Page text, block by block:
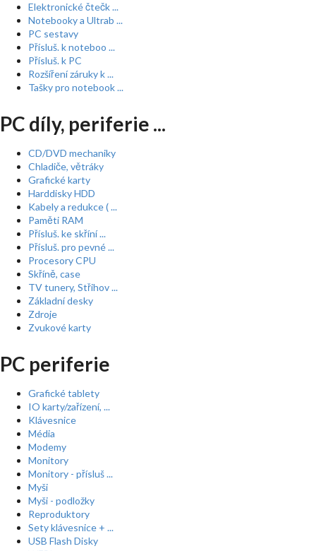
Elektronické čtečk ...
Notebooky a Ultrab ...
PC sestavy
Přísluš. k noteboo ...
Přísluš. k PC
Rozšíření záruky k ...
Tašky pro notebook ...
PC díly, periferie ...
CD/DVD mechaniky
Chladiče, větráky
Grafické karty
Harddisky HDD
Kabely a redukce ( ...
Paměti RAM
Přísluš. ke skříní ...
Přísluš. pro pevné ...
Procesory CPU
Skříně, case
TV tunery, Střihov ...
Základní desky
Zdroje
Zvukové karty
PC periferie
Grafické tablety
IO karty/zařízení, ...
Klávesnice
Média
Modemy
Monitory
Monitory - přísluš ...
Myši
Myši - podložky
Reproduktory
Sety klávesnice + ...
USB Flash Disky